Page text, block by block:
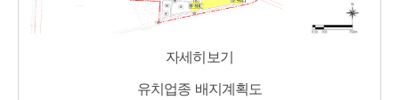
자세히보기
유치업종 배지계획도